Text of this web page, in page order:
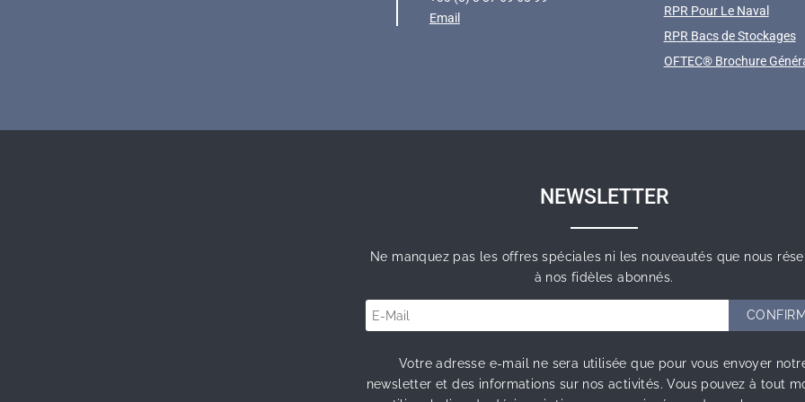
Email
RPR Pour Le Naval
RPR Bacs de Stockages
OFTEC® Brochure
NEWSLETTER
Ne manquez pas les offres spéciales ni les nouveautés que nous
à nos fidèles abonnés.
Votre adresse e-mail ne sera utilisée que pour vous envoyer
newsletter et des informations sur nos activités. Vous pouvez à tout